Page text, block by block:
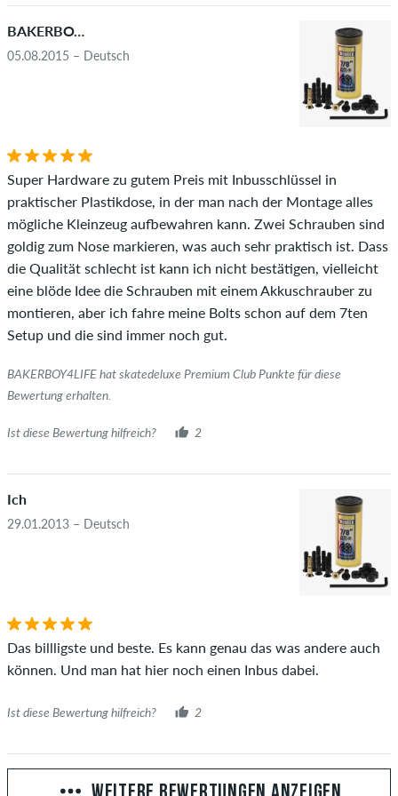
BAKERBOY4LIFE
05.08.2015 – Deutsch
Super Hardware zu gutem Preis mit Inbusschlüssel in
praktischer Plastikdose, in der man nach der Montage alles
mögliche Kleinzeug aufbewahren kann. Zwei Schrauben sind
goldig zum Nose markieren, was auch sehr praktisch ist. Dass
die Qualität schlecht ist kann ich nicht bestätigen, vielleicht
eine blöde Idee die Schrauben mit einem Akkuschrauber zu
montieren, aber ich fahre meine Bolts schon auf dem 7ten
Setup und die sind immer noch gut.
BAKERBOY4LIFE hat skatedeluxe Premium Club Punkte für diese
Bewertung erhalten.
Ist diese Bewertung hilfreich? 2
Ich
29.01.2013 – Deutsch
Das billligste und beste. Es kann genau das was andere auch
können. Und man hat hier noch einen Inbus dabei.
Ist diese Bewertung hilfreich? 2